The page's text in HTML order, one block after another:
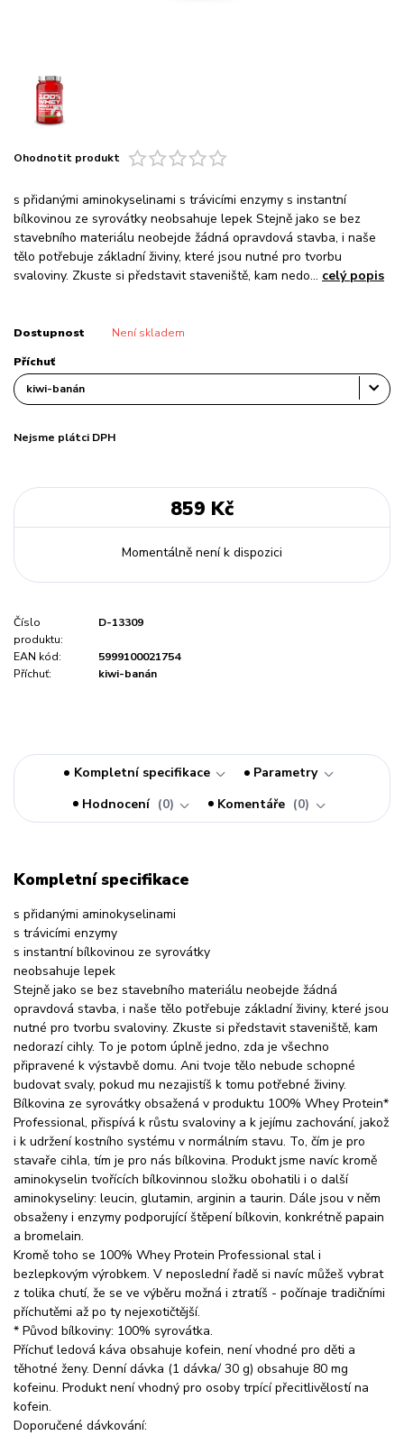
Ohodnotit produkt
s přidanými aminokyselinami s trávicími enzymy s instantní
bílkovinou ze syrovátky neobsahuje lepek Stejně jako se bez
stavebního materiálu neobejde žádná opravdová stavba, i naše
tělo potřebuje základní živiny, které jsou nutné pro tvorbu
svaloviny. Zkuste si představit staveniště, kam nedo... celý popis
Dostupnost Není skladem
Příchuť
Nejsme plátci DPH
859 Kč
Momentálně není k dispozici
Číslo
produktu:
D-13309
EAN kód:
5999100021754
Příchuť:
kiwi-banán
Kompletní specifikace
Parametry
Hodnocení
0 Komentáře 0
Kompletní specifikace
s přidanými aminokyselinami
s trávicími enzymy
s instantní bílkovinou ze syrovátky
neobsahuje lepek
Stejně jako se bez stavebního materiálu neobejde žádná
opravdová stavba, i naše tělo potřebuje základní živiny, které jsou
nutné pro tvorbu svaloviny. Zkuste si představit staveniště, kam
nedorazí cihly. To je potom úplně jedno, zda je všechno
připravené k výstavbě domu. Ani tvoje tělo nebude schopné
budovat svaly, pokud mu nezajistíš k tomu potřebné živiny.
Bílkovina ze syrovátky obsažená v produktu 100% Whey Protein*
Professional, přispívá k růstu svaloviny a k jejímu zachování, jakož
i k udržení kostního systému v normálním stavu. To, čím je pro
stavaře cihla, tím je pro nás bílkovina. Produkt jsme navíc kromě
aminokyselin tvořících bílkovinnou složku obohatili i o další
aminokyseliny: leucin, glutamin, arginin a taurin. Dále jsou v něm
obsaženy i enzymy podporující štěpení bílkovin, konkrétně papain
a bromelain.
Kromě toho se 100% Whey Protein Professional stal i
bezlepkovým výrobkem. V neposlední řadě si navíc můžeš vybrat
z tolika chutí, že se ve výběru možná i ztratíš - počínaje tradičními
příchutěmi až po ty nejexotičtější.
* Původ bílkoviny: 100% syrovátka.
Příchuť ledová káva obsahuje kofein, není vhodné pro děti a
těhotné ženy. Denní dávka (1 dávka/ 30 g) obsahuje 80 mg
kofeinu. Produkt není vhodný pro osoby trpící přecitlivělostí na
kofein.
Doporučené dávkování: